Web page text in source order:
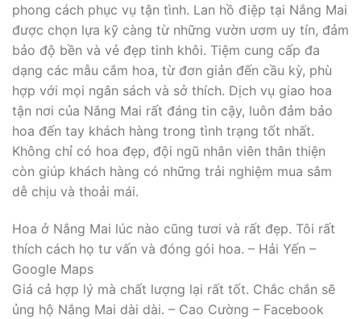
phong cách phục vụ tận tình. Lan hồ điệp tại Nắng Mai
được chọn lựa kỹ càng từ những vườn ươm uy tín, đảm
bảo độ bền và vẻ đẹp tinh khôi. Tiệm cung cấp đa
dạng các mẫu cắm hoa, từ đơn giản đến cầu kỳ, phù
hợp với mọi ngân sách và sở thích. Dịch vụ giao hoa
tận nơi của Nắng Mai rất đáng tin cậy, luôn đảm bảo
hoa đến tay khách hàng trong tình trạng tốt nhất.
Không chỉ có hoa đẹp, đội ngũ nhân viên thân thiện
còn giúp khách hàng có những trải nghiệm mua sắm
dễ chịu và thoải mái.
Hoa ở Nắng Mai lúc nào cũng tươi và rất đẹp. Tôi rất
thích cách họ tư vấn và đóng gói hoa. – Hải Yến –
Google Maps
Giá cả hợp lý mà chất lượng lại rất tốt. Chắc chắn sẽ
ủng hộ Nắng Mai dài dài. – Cao Cường – Facebook